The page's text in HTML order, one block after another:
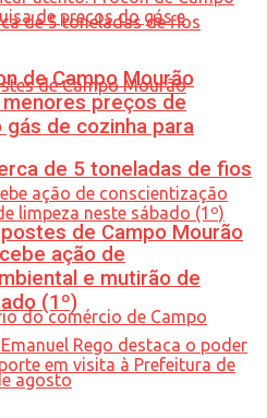
de 5 toneladas de fios
de Campo Mourão
de Campo Mourão
preços de
de cozinha para
ação de
e mutirão de
(1º)